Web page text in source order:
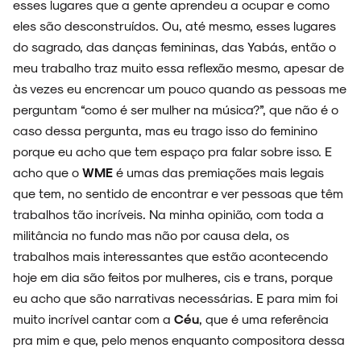
esses lugares que a gente aprendeu a ocupar e como
eles são desconstruídos. Ou, até mesmo, esses lugares
do sagrado, das danças femininas, das Yabás, então o
meu trabalho traz muito essa reflexão mesmo, apesar de
às vezes eu encrencar um pouco quando as pessoas me
perguntam “como é ser mulher na música?”, que não é o
caso dessa pergunta, mas eu trago isso do feminino
porque eu acho que tem espaço pra falar sobre isso. E
acho que o WME é umas das premiações mais legais
que tem, no sentido de encontrar e ver pessoas que têm
trabalhos tão incríveis. Na minha opinião, com toda a
militância no fundo mas não por causa dela, os
trabalhos mais interessantes que estão acontecendo
hoje em dia são feitos por mulheres, cis e trans, porque
eu acho que são narrativas necessárias. E para mim foi
muito incrível cantar com a Céu, que é uma referência
pra mim e que, pelo menos enquanto compositora dessa